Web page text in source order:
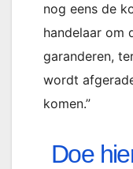
nog eens de
handelaar om
garanderen,
wordt
komen.”
Doe